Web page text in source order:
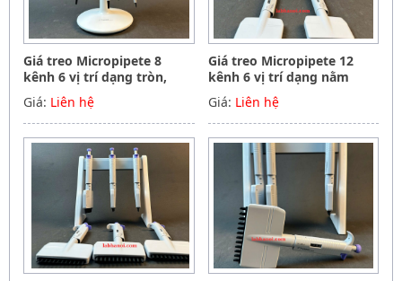
Giá treo Micropipete 8
kênh 6 vị trí dạng tròn,
Hãng Phoenix instrument
Germany
Giá: Liên hệ
Giá treo Micropipete 12
kênh 6 vị trí dạng nằm
ngang, Hãng Phoenix
instrument Germany
Giá: Liên hệ